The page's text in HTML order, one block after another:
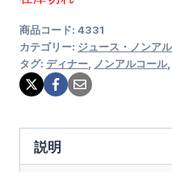
商品コード: 4331
カテゴリー: ジュース・ノンア
タグ: ディナー ノンアルコール,
説明